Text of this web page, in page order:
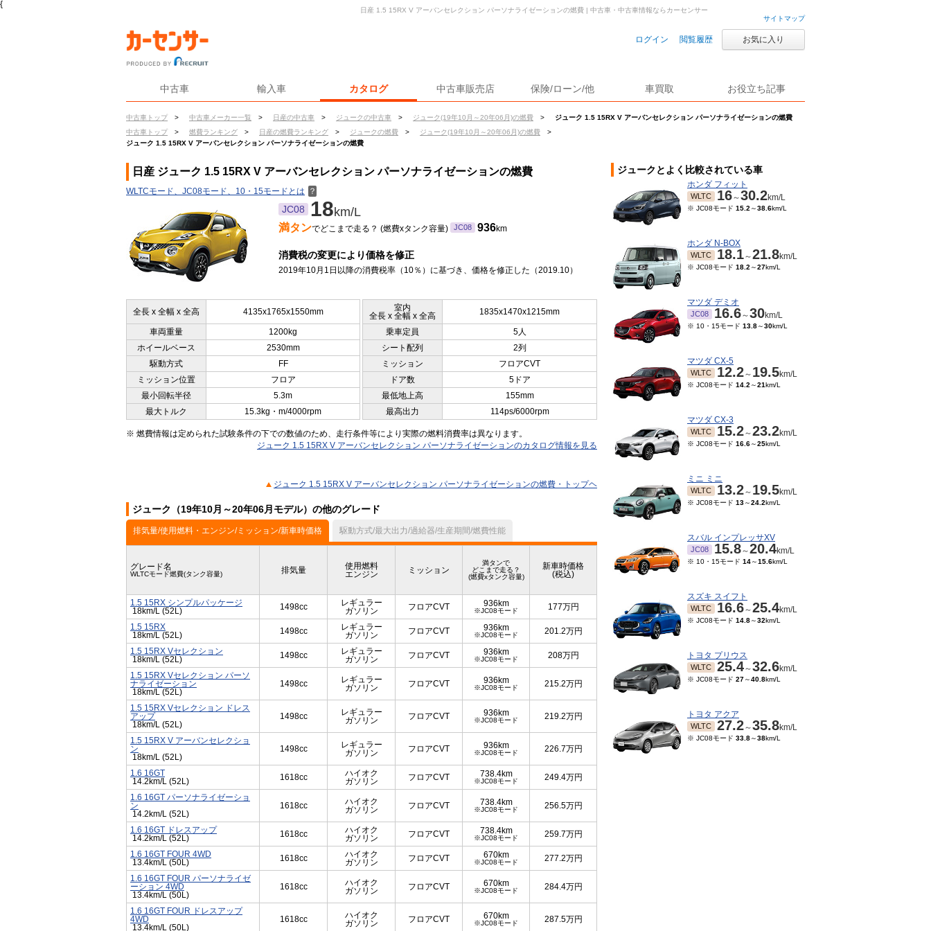
{
サイトマップ
ログイン 閲覧履歴 お気に入り
中古車 輸入車 カタログ 中古車販売店 保険/ローン/他 車買取 お役立ち記事
中古車トップ > 中古車メーカー一覧 > 日産の中古車 > ジュークの中古車 > ジューク(19年10月～20年06月)の燃費 >
ジューク 1.5 15RX V アーバンセレクション パーソナライゼーションの燃費
中古車トップ
> 燃費ランキング > 日産の燃費ランキング > ジュークの燃費 > ジューク(19年10月～20年06月)の燃費
>
ジューク 1.5 15RX V アーバンセレクション パーソナライゼーションの燃費
日産 1.5 15RX V アーバンセレクション パーソナライゼーションの燃費 | 中古車・中古車情報ならカーセンサー
日産 ジューク 1.5 15RX V アーバンセレクション パーソナライゼーションの燃費
WLTCモード、JC08モード、10・15モードとは ？
JC08 18km/L
満タンでどこまで走る？ (燃費xタンク容量) JC08 936km
消費税の変更により価格を修正
2019年10月1日以降の消費税率（10％）に基づき、価格を修正した（2019.10）
全長 x 全幅 x 全高 4135x1765x1550mm
室内
全長 x 全幅 x 全高
1835x1470x1215mm
車両重量 1200kg 乗車定員
5人
ホイールベース
2530mm シート配列
2列
駆動方式
FF ミッション
フロアCVT
ミッション位置
フロア ドア数
5ドア
最小回転半径
5.3m 最低地上高
155mm
最大トルク
15.3kg・m/4000rpm 最高出力 114ps/6000rpm
※ 燃費情報は定められた試験条件の下での数値のため、走行条件等により実際の燃料消費率は異なります。
ジューク 1.5 15RX V アーバンセレクション パーソナライゼーションのカタログ情報を見る
ジューク 1.5 15RX V アーバンセレクション パーソナライゼーションの燃費・トップヘ
ジューク（19年10月～20年06月モデル）の他のグレード
排気量/使用燃料・エンジン/ミッション/新車時価格 駆動方式/最大出力/過給器/生産期間/燃費性能
グレード名
WLTCモード燃費(タンク容量) 排気量
使用燃料
エンジン
ミッション
満タンで
どこまで走る？
(燃費xタンク容量)
新車時価格
(税込)
1.5 15RX シンプルパッケージ
18km/L (52L)
1498cc
レギュラー
ガソリン
フロアCVT 936km
※JC08モード 177万円
1.5 15RX
18km/L (52L)
1498cc
レギュラー
ガソリン
フロアCVT 936km
※JC08モード 201.2万円
1.5 15RX Vセレクション
18km/L (52L)
1498cc
レギュラー
ガソリン
フロアCVT 936km
※JC08モード 208万円
1.5 15RX Vセレクション パーソ
ナライゼーション
18km/L (52L)
1498cc
レギュラー
ガソリン
フロアCVT 936km
※JC08モード 215.2万円
1.5 15RX Vセレクション ドレス
アップ
18km/L (52L)
1498cc
レギュラー
ガソリン
フロアCVT 936km
※JC08モード 219.2万円
1.5 15RX V アーバンセレクショ
ン
18km/L (52L)
1498cc
レギュラー
ガソリン
フロアCVT 936km
※JC08モード 226.7万円
1.6 16GT
14.2km/L (52L)
1618cc
ハイオク
ガソリン
フロアCVT 738.4km
※JC08モード 249.4万円
1.6 16GT パーソナライゼーショ
ン
14.2km/L (52L)
1618cc
ハイオク
ガソリン
フロアCVT 738.4km
※JC08モード 256.5万円
1.6 16GT ドレスアップ
14.2km/L (52L)
1618cc
ハイオク
ガソリン
フロアCVT 738.4km
※JC08モード 259.7万円
1.6 16GT FOUR 4WD
13.4km/L (50L)
1618cc
ハイオク
ガソリン
フロアCVT 670km
※JC08モード 277.2万円
1.6 16GT FOUR パーソナライゼ
ーション 4WD
13.4km/L (50L)
1618cc
ハイオク
ガソリン
フロアCVT 670km
※JC08モード 284.4万円
1.6 16GT FOUR ドレスアップ
4WD
13.4km/L (50L)
1618cc
ハイオク
ガソリン
フロアCVT 670km
※JC08モード 287.5万円
ジュークとよく比較されている車
ホンダ フィット
WLTC 16～30.2km/L
※ JC08モード 15.2 ～38.6km/L
ホンダ N-BOX
WLTC 18.1～21.8km/L
※ JC08モード 18.2 ～27km/L
マツダ デミオ
JC08 16.6～30km/L
※ 10・15モード 13.8～30km/L
マツダ CX-5
WLTC 12.2～ 19.5km/L
※ JC08モード 14.2 ～21km/L
マツダ CX-3
WLTC 15.2～23.2km/L
※ JC08モード 16.6～25km/L
ミニ ミニ
WLTC 13.2～ 19.5km/L
※ JC08モード 13～24.2km/L
スバル インプレッサXV
JC08 15.8～20.4km/L
※ 10・15モード 14～15.6km/L
スズキ スイフト
WLTC 16.6～25.4km/L
※ JC08モード 14.8～32km/L
トヨタ プリウス
WLTC 25.4～32.6km/L
※ JC08モード 27～40.8km/L
トヨタ アクア
WLTC 27.2～35.8km/L
※ JC08モード 33.8～38km/L